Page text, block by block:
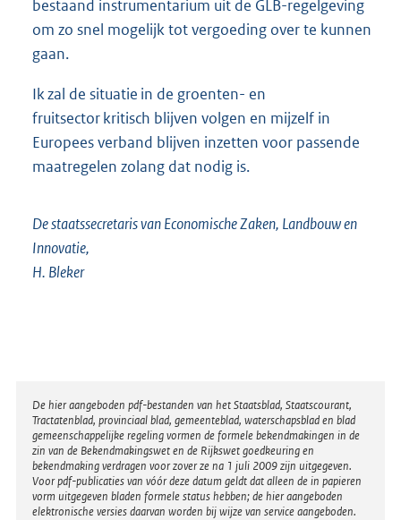
bestaand instrumentarium uit de GLB-regelgeving
om zo snel mogelijk tot vergoeding over te kunnen
gaan.
Ik zal de situatie in de groenten- en
fruitsector kritisch blijven volgen en mijzelf in
Europees verband blijven inzetten voor passende
maatregelen zolang dat nodig is.
De staatssecretaris van Economische Zaken, Landbouw en
Innovatie,
H. Bleker
Disclaimer
De hier aangeboden pdf-bestanden van het Staatsblad, Staatscourant,
Tractatenblad, provinciaal blad, gemeenteblad, waterschapsblad en blad
gemeenschappelijke regeling vormen de formele bekendmakingen in de
zin van de Bekendmakingswet en de Rijkswet goedkeuring en
bekendmaking verdragen voor zover ze na 1 juli 2009 zijn uitgegeven.
Voor pdf-publicaties van vóór deze datum geldt dat alleen de in papieren
vorm uitgegeven bladen formele status hebben; de hier aangeboden
elektronische versies daarvan worden bij wijze van service aangeboden.